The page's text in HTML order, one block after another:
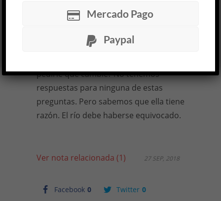
madre!”. Y entonces nos quedamos
pensando al revés de qué, de quién,
para quién. ¿En qué dirección debería
pedirle que cambie? No tenemos
respuestas para ninguna de estas
preguntas. Pero sabemos que ella tiene
razón. El río debe haberse equivocado.
Ver nota relacionada (1)
Facebook 0 Twitter 0
27 SEP, 2018
Mercado Pago
Paypal